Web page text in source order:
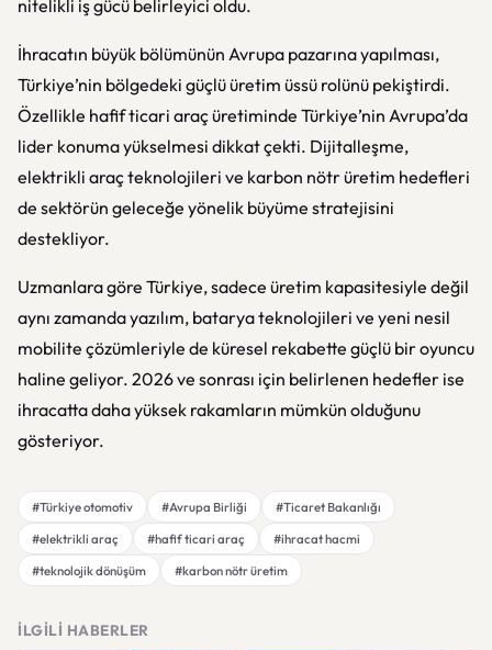
nitelikli iş gücü belirleyici oldu.
İhracatın büyük bölümünün Avrupa pazarına yapılması,
Türkiye’nin bölgedeki güçlü üretim üssü rolünü pekiştirdi.
Özellikle hafif ticari araç üretiminde Türkiye’nin Avrupa’da
lider konuma yükselmesi dikkat çekti. Dijitalleşme,
elektrikli araç teknolojileri ve karbon nötr üretim hedefleri
de sektörün geleceğe yönelik büyüme stratejisini
destekliyor.
Uzmanlara göre Türkiye, sadece üretim kapasitesiyle değil
aynı zamanda yazılım, batarya teknolojileri ve yeni nesil
mobilite çözümleriyle de küresel rekabette güçlü bir oyuncu
haline geliyor. 2026 ve sonrası için belirlenen hedefler ise
ihracatta daha yüksek rakamların mümkün olduğunu
gösteriyor.
#Türkiye otomotiv #Avrupa Birliği
#Ticaret Bakanlığı
#elektrikli araç
#hafif ticari araç
#ihracat hacmi
#teknolojik dönüşüm
#karbon nötr üretim
İLGILI HABERLER